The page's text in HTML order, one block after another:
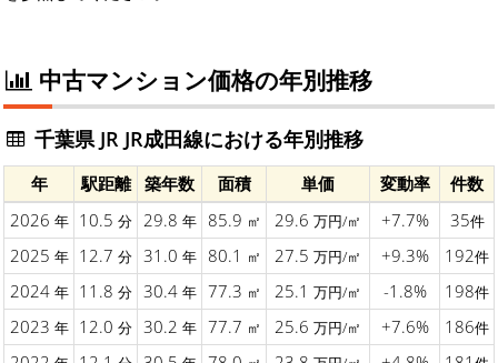
中古マンション価格の年別推移
千葉県 JR JR成田線における年別推移
年 駅距離 築年数 面積 単価 変動率
件数
2026 年 10.5 分 29.8 年 85.9 ㎡ 29.6 万円/㎡ +7.7% 35件
2025 年 12.7 分 31.0 年 80.1 ㎡ 27.5 万円/㎡ +9.3% 192件
2024 年 11.8 分 30.4 年 77.3 ㎡ 25.1 万円/㎡ -1.8% 198件
2023 年 12.0 分 30.2 年 77.7 ㎡ 25.6 万円/㎡ +7.6% 186件